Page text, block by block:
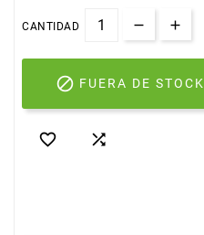
CANTIDAD
 FUERA DE STOCK
 